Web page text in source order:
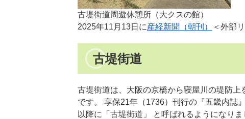
古堤街道周遊休憩所（大クスの館）
2025年11月13日に産経新聞（朝刊） ＜外部
古堤街道
古堤街道は、大阪の京橋から寝屋川の堤防
です。 享保21年（1736）刊行の『五畿内誌
以降に「古堤街道」 と呼ばれるようになり